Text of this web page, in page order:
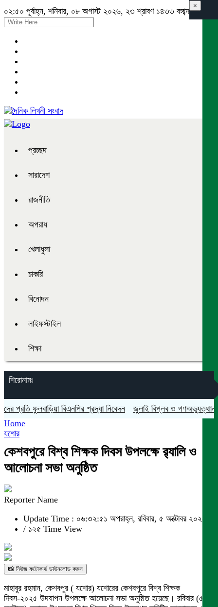
০২:৫০ পূর্বাহ্ন, শনিবার, ০৮ অগাস্ট ২০২৬, ২৩ শ্রাবণ ১৪৩৩ বঙ্গাব্দ
প্রচ্ছদ
সারাদেশ
রাজনীতি
অপরাধ
খেলাধুলা
চাকরি
বিনোদন
লাইফস্টাইল
শিক্ষা
শিরোনামঃ
ফুলবাড়িয়া বিএনপির শ্রদ্ধা নিবেদন জুলাই বিপ্লব ও গণঅভ্যুত্থান দিবস
×
Home
যশোর
কেশবপুরে বিশ্ব শিক্ষক দিবস উপলক্ষে র‍্যালি ও
আলোচনা সভা অনুষ্ঠিত
Reporter Name
Update Time : ০৬:৩২:৫১ অপরাহ্ন, রবিবার, ৫ অক্টোবর ২০২৫
/ ১২৫ Time View
📸 নিউজ ফটোকার্ড ডাউনলোড করুন
মাহাবুর রহমান, কেশবপুর ( যশোর) যশোরের কেশবপুরে বিশ্ব শিক্ষক
দিবস-২০২৫ উদযাপন উপলক্ষে আলোচনা সভা অনুষ্ঠিত হয়েছে। রবিবার (৫